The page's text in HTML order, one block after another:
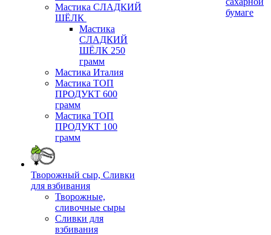
Мастика СЛАДКИЙ
ШЁЛК
Мастика
СЛАДКИЙ
ШЁЛК 250
грамм
Мастика Италия
Мастика ТОП
ПРОДУКТ 600
грамм
Мастика ТОП
ПРОДУКТ 100
грамм
Творожный сыр, Сливки
для взбивания
Творожные,
сливочные сыры
Сливки для
взбивания
бумаге